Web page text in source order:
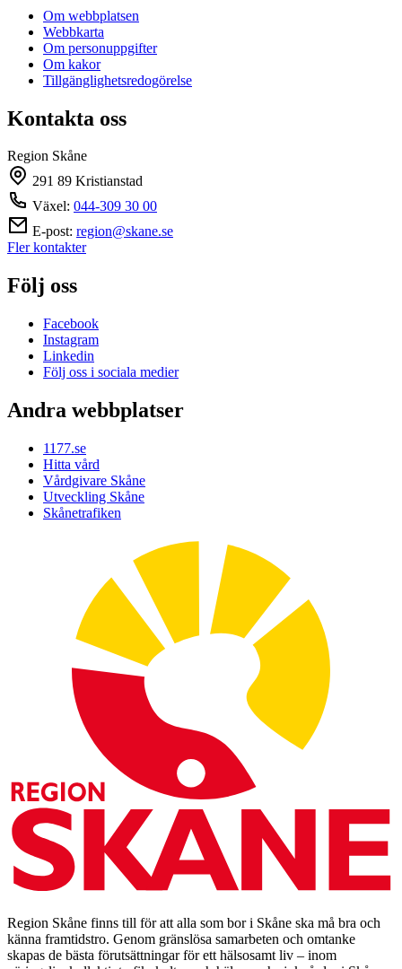
Om webbplatsen
Webbkarta
Om personuppgifter
Om kakor
Tillgänglighetsredogörelse
Kontakta oss
Region Skåne
291 89 Kristianstad
Växel: 044-309 30 00
E-post: region@skane.se
Fler kontakter
Följ oss
Facebook
Instagram
Linkedin
Följ oss i sociala medier
Andra webbplatser
1177.se
Hitta vård
Vårdgivare Skåne
Utveckling Skåne
Skånetrafiken
Region Skåne finns till för att alla som bor i Skåne ska må bra och
känna framtidstro. Genom gränslösa samarbeten och omtanke
skapas de bästa förutsättningar för ett hälsosamt liv – inom